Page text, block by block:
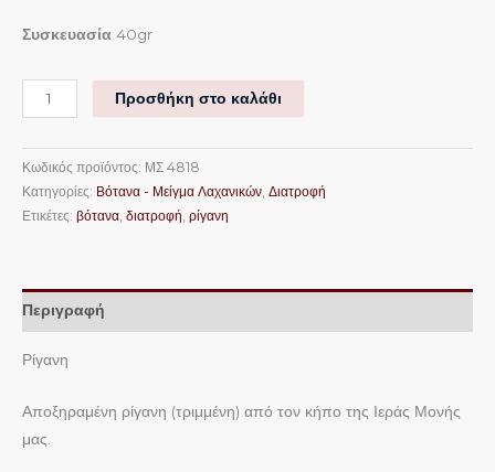
Συσκευασία 40gr
Προσθήκη στο καλάθι
Κωδικός προϊόντος: ΜΣ 4818
Κατηγορίες: Βότανα - Μείγμα Λαχανικών, Διατροφή
Ετικέτες: βότανα, διατροφή, ρίγανη
Περιγραφή
Ρίγανη
Αποξηραμένη ρίγανη (τριμμένη) από τον κήπο της Ιεράς Μονής
μας.